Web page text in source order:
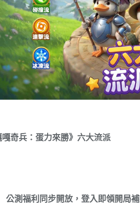
嘎奇兵：蛋力來勝》六大流派
公測福利同步開放，登入即領開局